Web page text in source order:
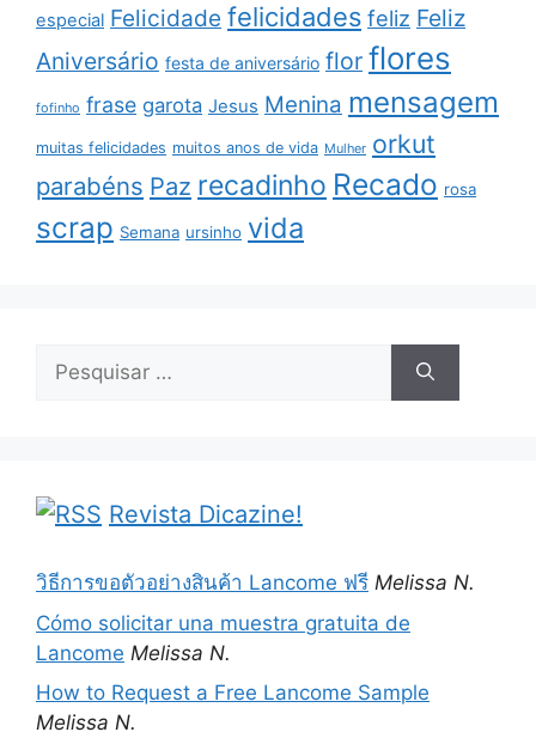
especial Felicidade felicidades feliz Feliz
Aniversário festa de aniversário flor flores
fofinho frase garota Jesus Menina mensagem
muitas felicidades muitos anos de vida Mulher orkut
parabéns Paz recadinho Recado rosa
scrap Semana ursinho vida
Pesquisar
Revista Dicazine!
วิธีการขอตัวอย่างสินค้า Lancome ฟรี Melissa N.
Cómo solicitar una muestra gratuita de
Lancome Melissa N.
How to Request a Free Lancome Sample
Melissa N.